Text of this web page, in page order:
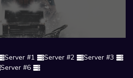
Server #1 Server #2
Server #3
Server #6